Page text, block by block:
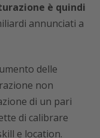
è quindi
annunciati a
delle
non
di un pari
di calibrare
e location.